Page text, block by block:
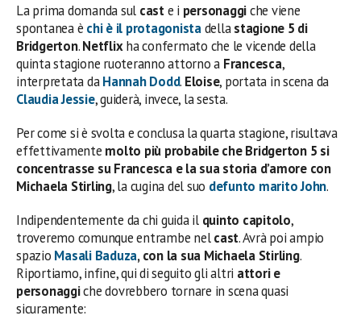
La prima domanda sul caste i personaggiche viene
spontanea è chi è il protagonistadellastagione 5 di
Bridgerton.Netflixha confermato che le vicende della
quinta stagione ruoteranno attorno a Francesca,
interpretata daHannah Dodd. Eloise, portata in scena da
Claudia Jessie, guiderà, invece, la sesta.
Per come si è svolta e conclusa la quarta stagione, risultava
effettivamente molto più probabile che Bridgerton 5 si
concentrasse su Francesca e la sua storia d’amore con
Michaela Stirling, la cugina del suo defunto marito John.
Indipendentemente da chi guida il quinto capitolo,
troveremo comunque entrambe nelcast. Avrà poi ampio
spazio Masali Baduza, con la sua Michaela Stirling.
Riportiamo, infine, qui di seguito gli altri attori e
personaggiche dovrebbero tornare in scena quasi
sicuramente: